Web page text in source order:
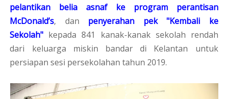
pelantikan belia asnaf ke program perantisan
McDonald’s, dan penyerahan
pek "Kembali ke
Sekolah" kepada 841 kanak-kanak sekolah rendah
dari keluarga miskin bandar di Kelantan untuk
persiapan sesi persekolahan tahun 2019.